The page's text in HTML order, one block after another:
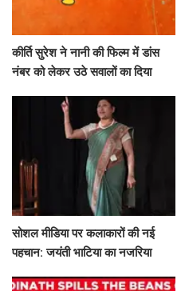
कीर्ति सुरेश ने नानी की फिल्म में डांस
नंबर को लेकर उठे सवालों का दिया
सोशल मीडिया पर कलाकारों की नई
पहचान: जयंती भाटिया का नजरिया